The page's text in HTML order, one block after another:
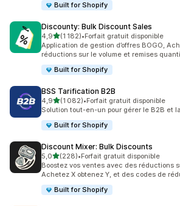
Built for Shopify
Discounty: Bulk Discount Sales
4,9étoile(s) sur 5
(1 182)
1182 avis au total
•Forfait gratuit disponible
Application de gestion d’offres BOGO,
réductions sur le volume et remises
Built for Shopify
BSS Tarification B2B
4,9étoile(s) sur 5
(1 082)
1082 avis au total
•Forfait gratuit disponible
Solution tout-en-un pour gérer le B2B et
Built for Shopify
Discount Mixer: Bulk Discounts
5,0étoile(s) sur 5
(228)
228 avis au total
•Forfait gratuit disponible
Boostez vos ventes avec des réductions
Achetez X obtenez Y, et des codes de
Built for Shopify